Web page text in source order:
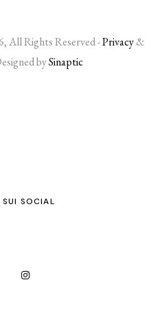
All Rights Reserved -Privacy&
bySinaptic
SOCIAL